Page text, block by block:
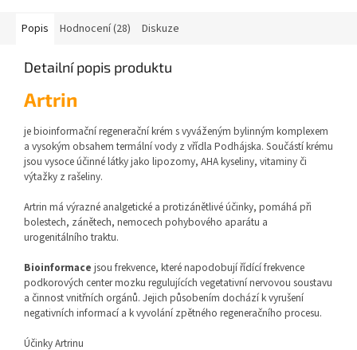
Popis Hodnocení (28) Diskuze
Detailní popis produktu
Artrin
je bioinformační regenerační krém s vyváženým bylinným komplexem
a vysokým obsahem termální vody z vřídla Podhájska. Součástí krému
jsou vysoce účinné látky jako lipozomy, AHA kyseliny, vitaminy či
výtažky z rašeliny.
Artrin má výrazné analgetické a protizánětlivé účinky, pomáhá při
bolestech, zánětech, nemocech pohybového aparátu a
urogenitálního traktu.
Bioinformace jsou frekvence, které napodobují řídící frekvence
podkorových center mozku regulujících vegetativní nervovou soustavu
a činnost vnitřních orgánů. Jejich působením dochází k vyrušení
negativních informací a k vyvolání zpětného regeneračního procesu.
Účinky Artrinu